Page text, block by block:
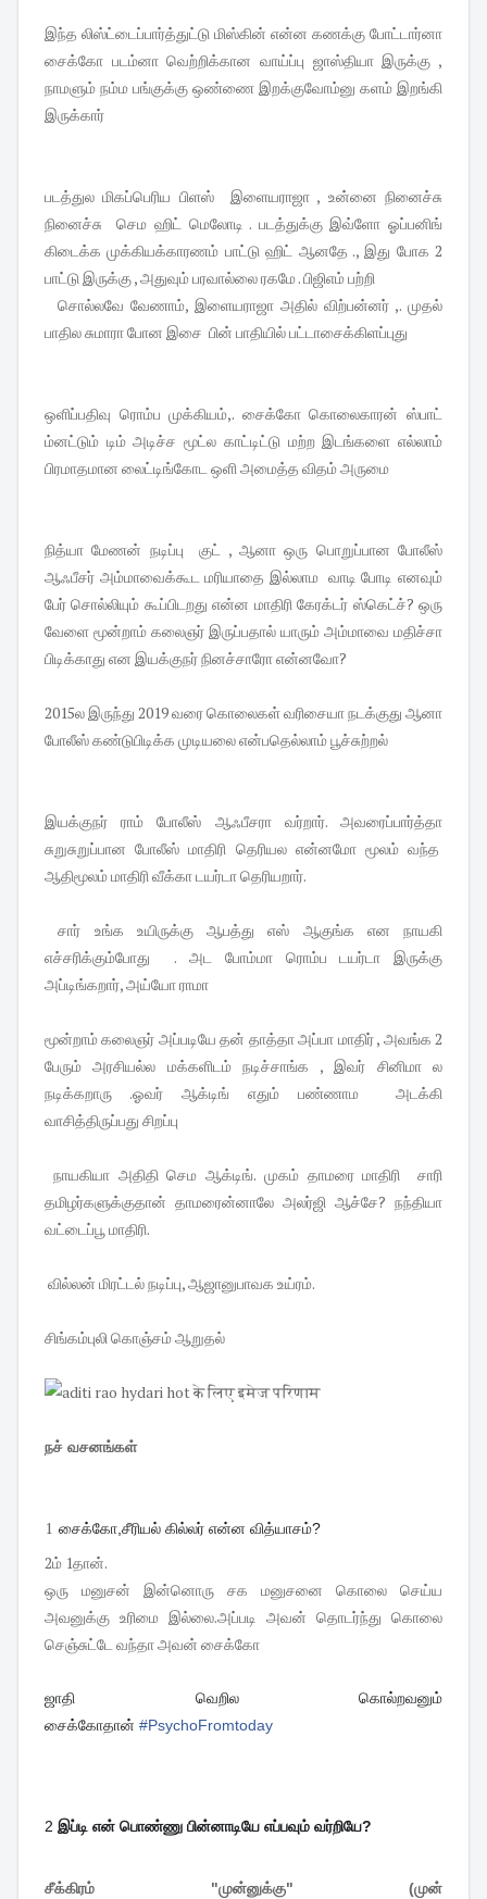
இந்த லிஸ்ட்டைப்பார்த்துட்டு மிஸ்கின் என்ன கணக்கு போட்டார்னா
சைக்கோ படம்னா வெற்றிக்கான வாய்ப்பு ஜாஸ்தியா இருக்கு ,
நாமளும் நம்ம பங்குக்கு ஒண்ணை இறக்குவோம்னு களம் இறங்கி
இருக்கார்
படத்துல மிகப்பெரிய பிளஸ் இளையராஜா , உன்னை நினைச்சு
நினைச்சு செம ஹிட் மெலோடி . படத்துக்கு இவ்ளோ ஓப்பனிங்
கிடைக்க முக்கியக்காரணம் பாட்டு ஹிட் ஆனதே ., இது போக 2
பாட்டு இருக்கு , அதுவும் பரவால்லை ரகமே . பிஜிஎம் பற்றி
சொல்லவே வேணாம், இளையராஜா அதில் விற்பன்னர் ,. முதல்
பாதில சுமாரா போன இசை பின் பாதியில் பட்டாசைக்கிளப்புது
ஒளிப்பதிவு ரொம்ப முக்கியம்,. சைக்கோ கொலைகாரன் ஸ்பாட்
ம்னட்டும் டிம் அடிச்ச மூட்ல காட்டிட்டு மற்ற இடங்களை எல்லாம்
பிரமாதமான லைட்டிங்கோட ஒளி அமைத்த விதம் அருமை
நித்யா மேணன் நடிப்பு குட் , ஆனா ஒரு பொறுப்பான போலீஸ்
ஆஃபீசர் அம்மாவைக்கூட மரியாதை இல்லாம வாடி போடி எனவும்
பேர் சொல்லியும் கூப்பிடறது என்ன மாதிரி கேரக்டர் ஸ்கெட்ச்? ஒரு
வேளை மூன்றாம் கலைஞர் இருப்பதால் யாரும் அம்மாவை மதிச்சா
பிடிக்காது என இயக்குநர் நினச்சாரோ என்னவோ?
2015ல இருந்து 2019 வரை கொலைகள் வரிசையா நடக்குது ஆனா
போலீஸ் கண்டுபிடிக்க முடியலை என்பதெல்லாம் பூச்சுற்றல்
இயக்குநர் ராம் போலீஸ் ஆஃபீசரா வர்றார். அவரைப்பார்த்தா
சுறுசுறுப்பான போலீஸ் மாதிரி தெரியல என்னமோ மூலம் வந்த
ஆதிமூலம் மாதிரி வீக்கா டயர்டா தெரியறார்.
சார் உங்க உயிருக்கு ஆபத்து எஸ் ஆகுங்க என நாயகி
எச்சரிக்கும்போது . அட போம்மா ரொம்ப டயர்டா இருக்கு
அப்டிங்கறார், அய்யோ ராமா
மூன்றாம் கலைஞர் அப்படியே தன் தாத்தா அப்பா மாதிர் , அவங்க 2
பேரும் அரசியல்ல மக்களிடம் நடிச்சாங்க , இவர் சினிமா ல
நடிக்கறாரு .ஓவர் ஆக்டிங் எதும் பண்ணாம அடக்கி
வாசித்திருப்பது சிறப்பு
நாயகியா அதிதி செம ஆக்டிங். முகம் தாமரை மாதிரி சாரி
தமிழர்களுக்குதான் தாமரைன்னாலே அலர்ஜி ஆச்சே? நந்தியா
வட்டைப்பூ மாதிரி.
வில்லன் மிரட்டல் நடிப்பு, ஆஜானுபாவக உய்ரம்.
சிங்கம்புலி கொஞ்சம் ஆறுதல்
நச் வசனங்கள்
1 சைக்கோ,சீரியல் கில்லர் என்ன வித்யாசம்?
2ம் 1தான்.
ஒரு மனுசன் இன்னொரு சக மனுசனை கொலை செய்ய
அவனுக்கு உரிமை இல்லை.அப்படி அவன் தொடர்ந்து கொலை
செஞ்சுட்டே வந்தா அவன் சைக்கோ
ஜாதி வெறில கொல்றவனும்
சைக்கோதான் #PsychoFromtoday
2 இப்டி என் பொண்ணு பின்னாடியே எப்பவும் வர்றியே?
சீக்கிரம் "முன்னுக்கு" (முன்